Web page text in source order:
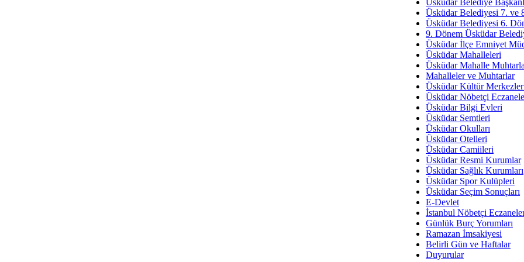
İmar Sorunlarının Genel
Arakan
Bayramın
Ruhsal
Üsküdar
Üsküdar Belediye
Üsküdar Belediyesi 7. ve
Üsküdar Belediyesi 6.
9. Dönem Üsküdar
Üsküdar İlçe Emniyet
Üsküdar Mahalleleri
Üsküdar Mahalle
Mahalleler ve Muhtarlar
Üsküdar Kültür
Üsküdar Nöbetçi
Üsküdar Bilgi Evleri
Üsküdar Semtleri
Üsküdar Okulları
Üsküdar Otelleri
Üsküdar Camiileri
Üsküdar Resmi Kurumlar
Üsküdar Sağlık Kurumları
Üsküdar Spor Kulüpleri
Üsküdar Seçim Sonuçları
E-Devlet
İstanbul Nöbetçi
Günlük Burç Yorumları
Ramazan İmsakiyesi
Belirli Gün ve Haftalar
Duyurular